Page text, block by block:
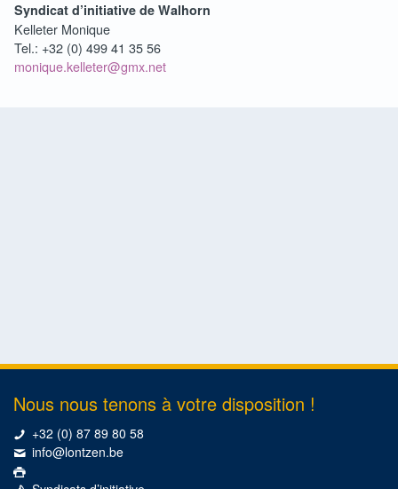
Syndicat d’initiative de Walhorn
Kelleter Monique
Tel.: +32 (0) 499 41 35 56
monique.kelleter@gmx.net
Nous nous tenons à votre disposition !
+32 (0) 87 89 80 58
info@lontzen.be